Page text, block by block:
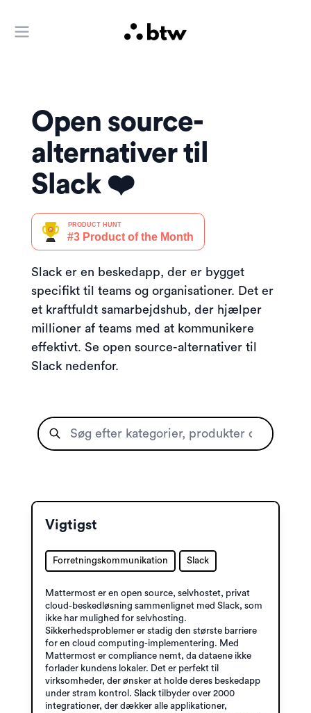
Åbn hovedmenuen
Open source-
alternativer til
Slack ❤️
Slack er en beskedapp, der er bygget
specifikt til teams og organisationer. Det er
et kraftfuldt samarbejdshub, der hjælper
millioner af teams med at kommunikere
effektivt. Se open source-alternativer til
Slack nedenfor.
Vigtigst
Forretningskommunikation Slack
Mattermost er en open source, selvhostet, privat
cloud-beskedløsning sammenlignet med Slack, som
ikke har mulighed for selvhosting.
Sikkerhedsproblemer er stadig den største barriere
for en cloud computing-implementering. Med
Mattermost er compliance nemt, da dataene ikke
forlader kundens lokaler. Det er perfekt til
virksomheder, der ønsker at holde deres beskedapp
under stram kontrol. Slack tilbyder over 2000
integrationer, der dækker alle applikationer,